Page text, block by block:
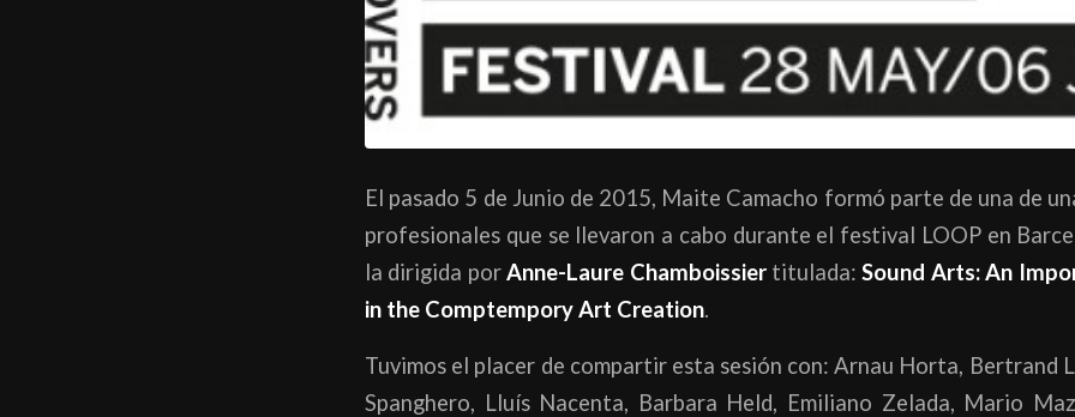
El pasado 5 de Junio de 2015, Maite Camacho formó parte de una de
profesionales que se llevaron a cabo durante el festival LOOP en
la dirigida porAnne-Laure Chamboissiertitulada:Sound Arts: An
in the Comptempory Art Creation.
Tuvimos el placer de compartir esta sesión con: Arnau Horta, Bertrand
Spanghero, Lluís Nacenta, Barbara Held, Emiliano Zelada, Mario